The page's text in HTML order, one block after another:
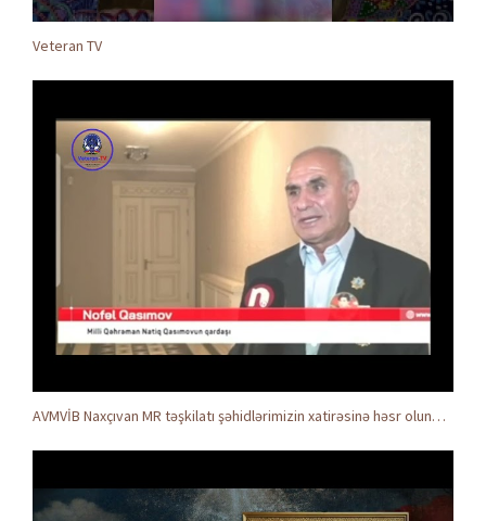
Veteran TV
AVMVİB Naxçıvan MR təşkilatı şəhidlərimizin xatirəsinə həsr olunmuş tədbir keçirdi